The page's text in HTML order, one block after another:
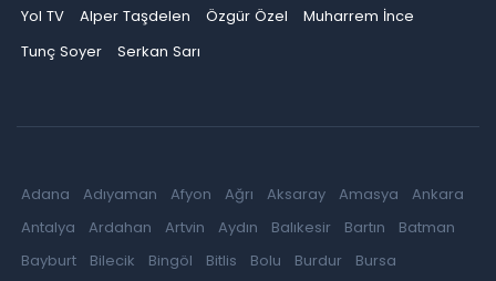
Yol TV
Alper Taşdelen Özgür Özel
Muharrem İnce
Tunç Soyer
Serkan Sarı
Adana Adıyaman Afyon Ağrı Aksaray Amasya
Ankara
Antalya
Ardahan Artvin Aydın Balıkesir Bartın
Batman
Bayburt
Bilecik Bingöl Bitlis Bolu Burdur
Bursa